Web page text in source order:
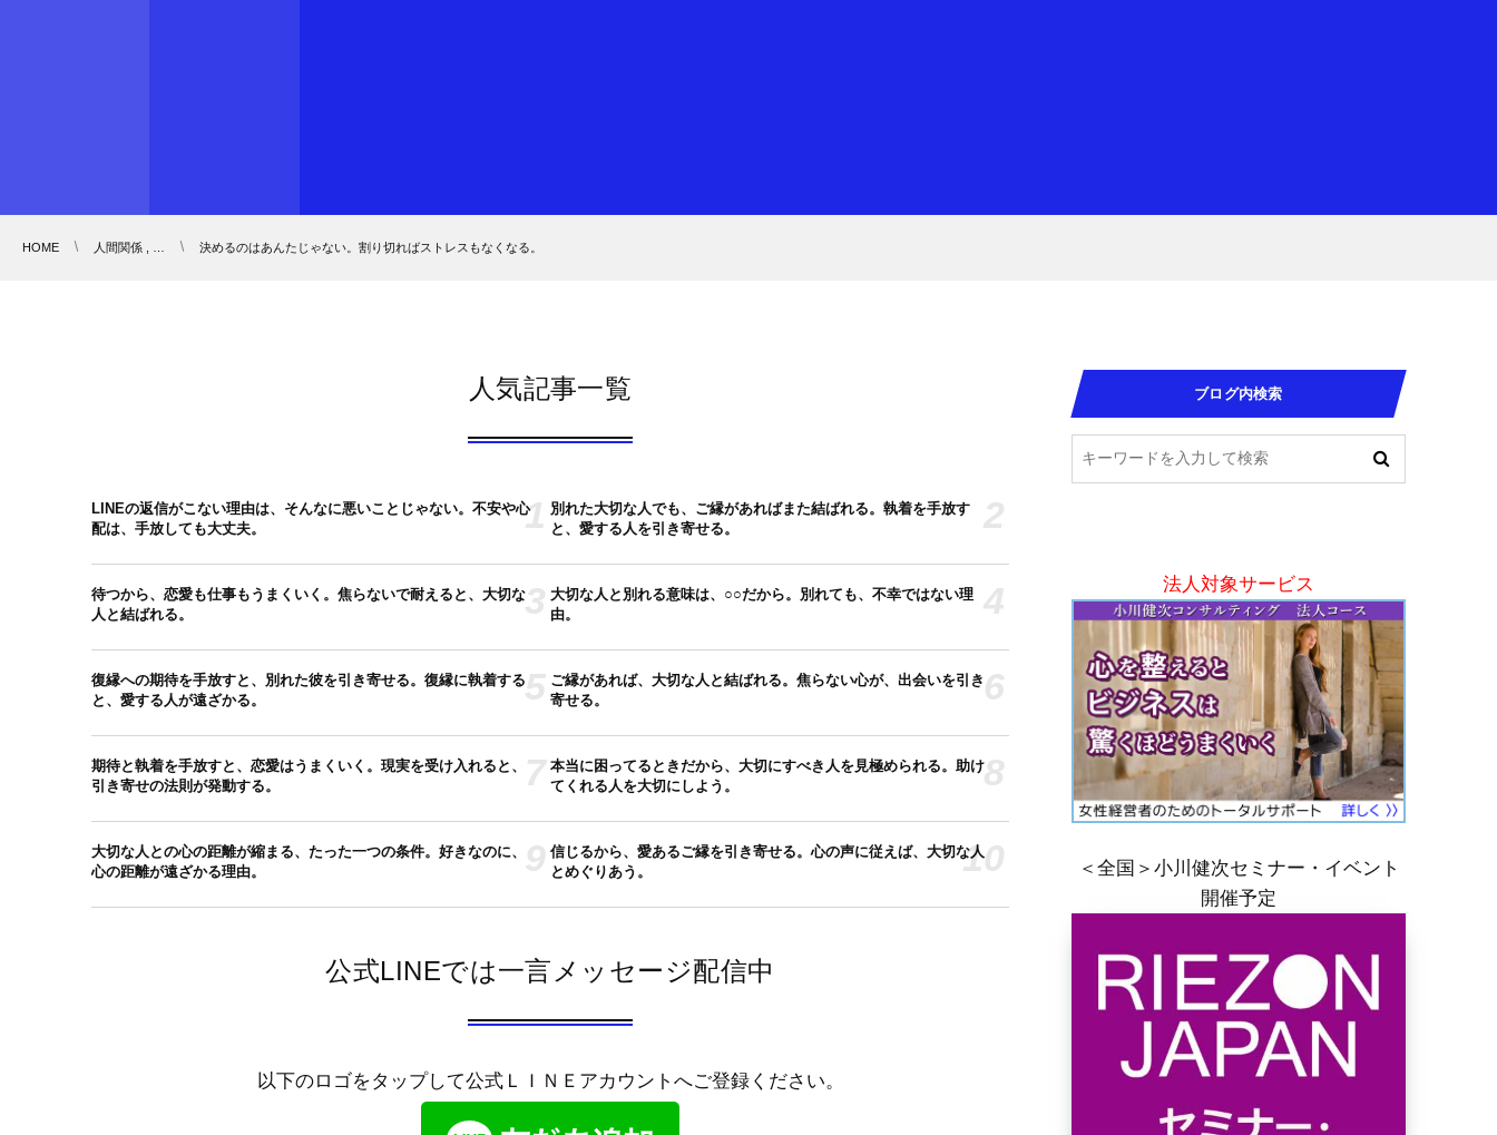
HOME 人間関係 , … 決めるのはあんたじゃない。割り切ればストレスもなくなる。
人気記事一覧
LINEの返信がこない理由は、そんなに悪いことじゃない。不安や心
配は、手放しても大丈夫。
1 別れた大切な人でも、ご縁があればまた結ばれる。執着を手放す
と、愛する人を引き寄せる。
2
待つから、恋愛も仕事もうまくいく。焦らないで耐えると、大切な
人と結ばれる。
3 大切な人と別れる意味は、○○だから。別れても、不幸ではない理
由。
4
復縁への期待を手放すと、別れた彼を引き寄せる。復縁に執着する
と、愛する人が遠ざかる。
5 ご縁があれば、大切な人と結ばれる。焦らない心が、出会いを引き
寄せる。
6
期待と執着を手放すと、恋愛はうまくいく。現実を受け入れると、
引き寄せの法則が発動する。
7 本当に困ってるときだから、大切にすべき人を見極められる。助け
てくれる人を大切にしよう。
8
大切な人との心の距離が縮まる、たった一つの条件。好きなのに、
心の距離が遠ざかる理由。
9 信じるから、愛あるご縁を引き寄せる。心の声に従えば、大切な人
とめぐりあう。
10
公式LINEでは一言メッセージ配信中
以下のロゴをタップして公式ＬＩＮＥアカウントへご登録ください。
ブログ内検索
法人対象サービス
＜全国＞小川健次セミナー・イベント
開催予定